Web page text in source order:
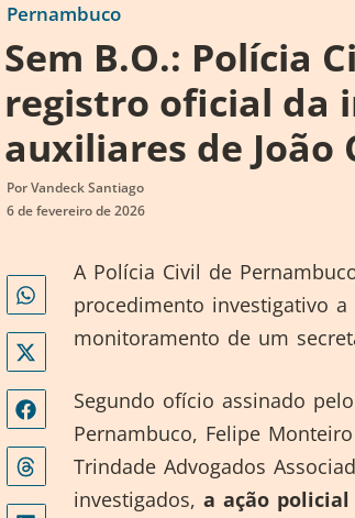
Pernambuco
Sem B.O.: Polícia
registro oficial da
auxiliares de João
PorVandeck Santiago
6 de fevereiro de 2026
A Polícia Civil de
procedimento investigativo
monitoramento de um
Segundo ofício assinado
Pernambuco, Felipe
Trindade Advogados
investigados, a ação